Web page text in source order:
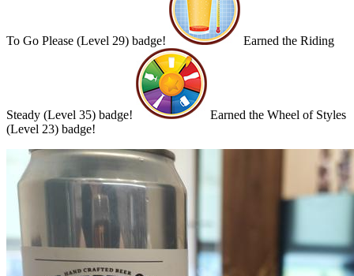
To Go Please (Level 29) badge! Earned the Riding
Steady (Level 35) badge!
Earned the Wheel of Styles
(Level 23) badge!